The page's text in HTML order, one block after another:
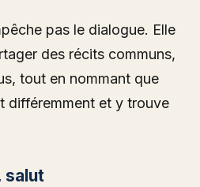
pas le dialogue. Elle
des récits communs,
tout en nommant que
différemment et y trouve
salut